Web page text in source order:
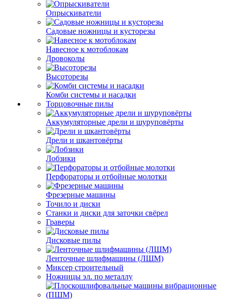
Опрыскиватели
Садовые ножницы и кусторезы
Навесное к мотоблокам
Дровоколы
Высоторезы
Комби системы и насадки
Торцовочные пилы
Аккумуляторные дрели и шуруповёрты
Дрели и шкантовёрты
Лобзики
Перфораторы и отбойные молотки
Фрезерные машины
Точило и диски
Станки и диски для заточки свёрел
Граверы
Дисковые пилы
Ленточные шлифмашины (ЛШМ)
Миксер строительный
Ножницы эл. по металлу